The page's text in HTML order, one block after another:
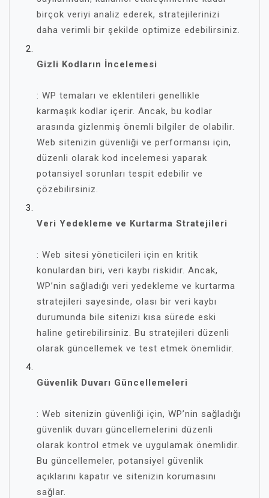
birçok veriyi analiz ederek, stratejilerinizi
daha verimli bir şekilde optimize edebilirsiniz.
Gizli Kodların İncelemesi
: WP temaları ve eklentileri genellikle
karmaşık kodlar içerir. Ancak, bu kodlar
arasında gizlenmiş önemli bilgiler de olabilir.
Web sitenizin güvenliği ve performansı için,
düzenli olarak kod incelemesi yaparak
potansiyel sorunları tespit edebilir ve
çözebilirsiniz.
Veri Yedekleme ve Kurtarma Stratejileri
: Web sitesi yöneticileri için en kritik
konulardan biri, veri kaybı riskidir. Ancak,
WP’nin sağladığı veri yedekleme ve kurtarma
stratejileri sayesinde, olası bir veri kaybı
durumunda bile sitenizi kısa sürede eski
haline getirebilirsiniz. Bu stratejileri düzenli
olarak güncellemek ve test etmek önemlidir.
Güvenlik Duvarı Güncellemeleri
: Web sitenizin güvenliği için, WP’nin sağladığı
güvenlik duvarı güncellemelerini düzenli
olarak kontrol etmek ve uygulamak önemlidir.
Bu güncellemeler, potansiyel güvenlik
açıklarını kapatır ve sitenizin korumasını
sağlar.